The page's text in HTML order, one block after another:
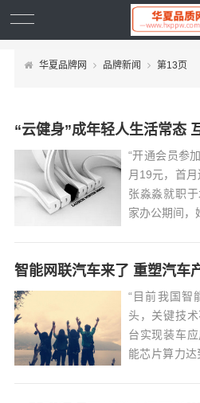
华夏品牌网 品牌新闻 第13页
“云健身”成年轻人生活常态
“开通会员参
月19元，首
张淼淼就职
家办公期间，
智能网联汽车来了 重塑汽车
“目前我国智
头，关键技
台实现装车
能芯片算力